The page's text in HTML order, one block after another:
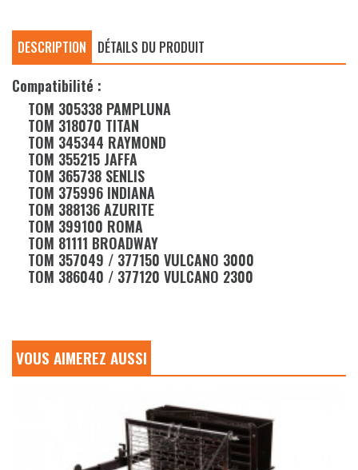
DESCRIPTION DÉTAILS DU PRODUIT
Compatibilité :
TOM 305338 PAMPLUNA
TOM 318070 TITAN
TOM 345344 RAYMOND
TOM 355215 JAFFA
TOM 365738 SENLIS
TOM 375996 INDIANA
TOM 388136 AZURITE
TOM 399100 ROMA
TOM 81111 BROADWAY
TOM 357049 / 377150 VULCANO 3000
TOM 386040 / 377120 VULCANO 2300
VOUS AIMEREZ AUSSI